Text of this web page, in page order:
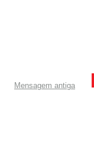
Mensagem antiga